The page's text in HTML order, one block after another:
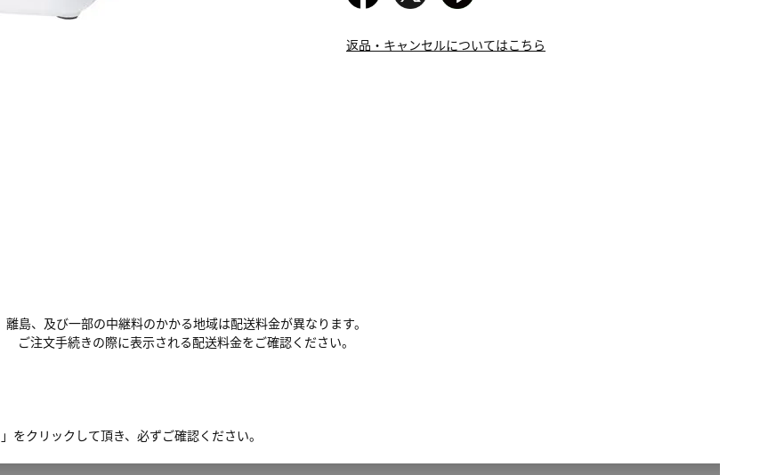
返品・キャンセルについてはこちら
離島、及び一部の中継料のかかる地域は配送料金が異なります。
ご注文手続きの際に表示される配送料金をご確認ください。
クリックして頂き、必ずご確認ください。